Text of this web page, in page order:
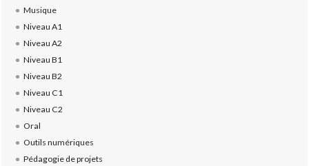
Musique
Niveau A1
Niveau A2
Niveau B1
Niveau B2
Niveau C1
Niveau C2
Oral
Outils numériques
Pédagogie de projets